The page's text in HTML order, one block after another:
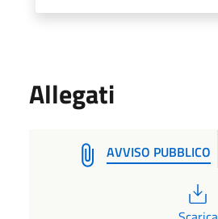
Allegati
AVVISO PUBBLICO